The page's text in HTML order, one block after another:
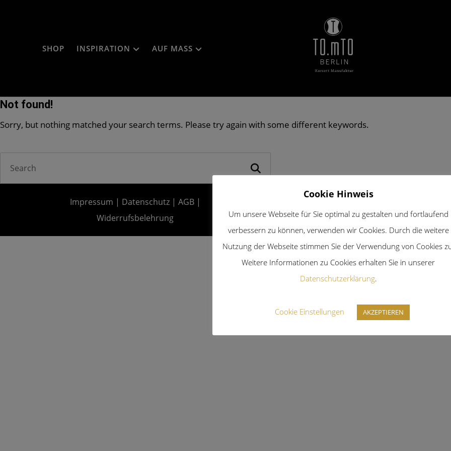
SHOP INSPIRATION AUF MASS
Not found!
Sorry, but nothing matched your search terms. Please try again with some different keywords.
Impressum | Datenschutz| AGB |
Widerrufsbelehrung
Cookie Hinweis
Um unsere Webseite für Sie optimal zu gestalten und fortlaufend
verbessern zu können, verwenden wir Cookies. Durch die weitere
Nutzung der Webseite stimmen Sie der Verwendung von Cookies
Weitere Informationen zu Cookies erhalten Sie in unserer
Datenschutzerklärung.
Cookie Einstellungen AKZEPTIEREN